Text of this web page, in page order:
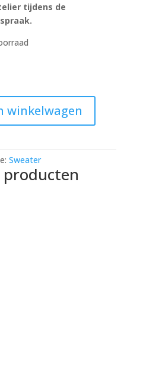
tijdens de
winkelwagen
Sweater